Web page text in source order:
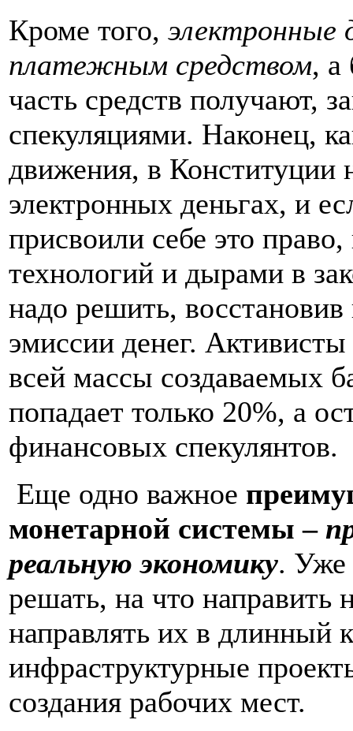
Кроме того, электронные
платежным средством, а
часть средств получают,
спекуляциями. Наконец,
движения, в Конституции
электронных деньгах, и
присвоили себе это
технологий и дырами в
надо решить,
эмиссии денег.
всей массы создаваемых
попадает только 20%, а
финансовых спекулянтов.
Еще одно важное
монетарной системы –
реальную экономику. Уже
решать, на что направить
направлять их в длинный
инфраструктурные
создания рабочих мест.